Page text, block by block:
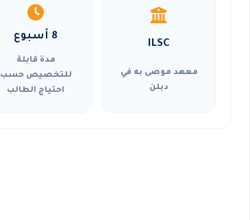
ILSC
معهد موصى به في
دبلن
8 أسبوع
مدة قابلة
للتخصيص حسب
احتياج الطالب